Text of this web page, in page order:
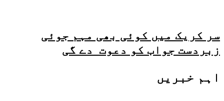
سر کریک میں کوئی بھی مہم جوئی
زبردست جواب کو دعوت دے گی
اہم خبریں